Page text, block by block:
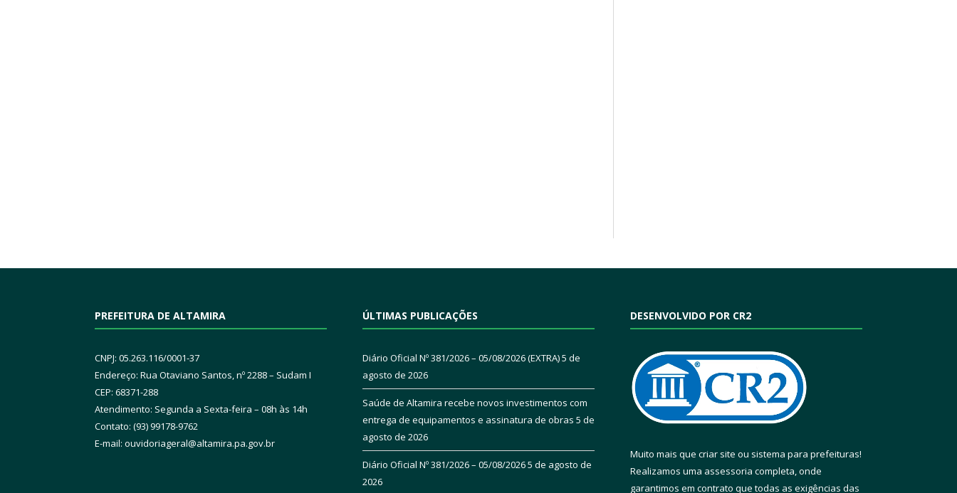
PREFEITURA DE ALTAMIRA
CNPJ: 05.263.116/0001-37
Endereço: Rua Otaviano Santos, nº 2288 – Sudam I
CEP: 68371-288
Atendimento: Segunda a Sexta-feira – 08h às 14h
Contato: (93) 99178-9762
E-mail: ouvidoriageral@altamira.pa.gov.br
ÚLTIMAS PUBLICAÇÕES
Diário Oficial Nº 381/2026 – 05/08/2026 (EXTRA)5 de
agosto de 2026
Saúde de Altamira recebe novos investimentos com
entrega de equipamentos e assinatura de obras 5 de
agosto de 2026
Diário Oficial Nº 381/2026 – 05/08/20265 de agosto de
2026
DESENVOLVIDO POR CR2
Muito mais que criar site ou sistema para prefeituras!
Realizamos uma assessoria completa, onde
garantimos em contrato que todas as exigências das